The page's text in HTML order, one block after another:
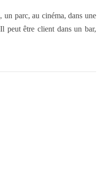
un parc, au cinéma, dans une
peut être client dans un bar,